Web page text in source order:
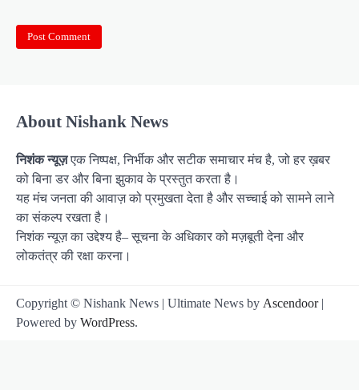
About Nishank News
निशंक न्यूज़एक निष्पक्ष, निर्भीक और सटीक समाचार मंच है, जो हर ख़बर
को बिना डर और बिना झुकाव के प्रस्तुत करता है।
यह मंच जनता की आवाज़ को प्रमुखता देता है और सच्चाई को सामने लाने
का संकल्प रखता है।
निशंक न्यूज़ का उद्देश्य है– सूचना के अधिकार को मज़बूती देना और
लोकतंत्र की रक्षा करना।
Copyright © Nishank News | Ultimate News by Ascendoor|
Powered by WordPress.